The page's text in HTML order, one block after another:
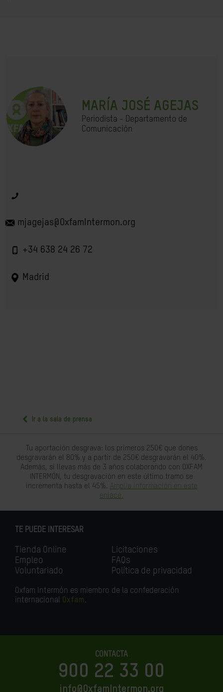
MARÍA JOSÉ AGEJAS
Periodista - Departamento de
Comunicación
mjagejas@OxfamIntermon.org
+34 638 24 26 72
Madrid
Ir a la sala de prensa
Tu aportación desgrava: los primeros 250€ que dones
desgravarán el 80% y a partir de 250€ desgravarán el 40%.
Además, si llevas más de 3 años colaborando con OXFAM
INTERMÓN, tu desgravación en este último tramo se
incrementa hasta el 45%. Amplia información en este
enlace.
TE PUEDE INTERESAR
Tienda Online
Empleo
Voluntariado
Licitaciones
FAQs
Política de privacidad
Oxfam Intermón es miembro de la confederación
internacional Oxfam.
CONTACTA
900 22 33 00
info@OxfamIntermon.org